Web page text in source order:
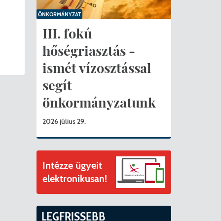
ütem
nyert az alábbi projekt vonatkozásában.
díjak III. fokú
hőségriasztás -
ismét vízosztással
segít
önkormányzatunk
2026 július 29.
ÖNKORMÁNYZAT
Intézze ügyeit
elektronikusan!
LEGFRISSEBB